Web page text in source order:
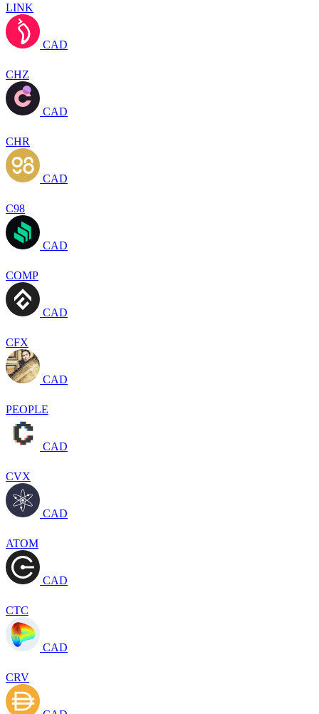
LINK
CAD
CHZ
CAD
CHR
CAD
C98
CAD
COMP
CAD
CFX
CAD
PEOPLE
CAD
CVX
CAD
ATOM
CAD
CTC
CAD
CRV